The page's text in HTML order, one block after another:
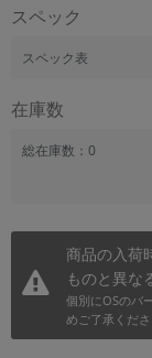
スペック
スペック表
在庫数
総在庫数：0
商品の入荷
ものと異な
個別にOSのバ
めご了承くださ
モニタサイズ
価格
発売日